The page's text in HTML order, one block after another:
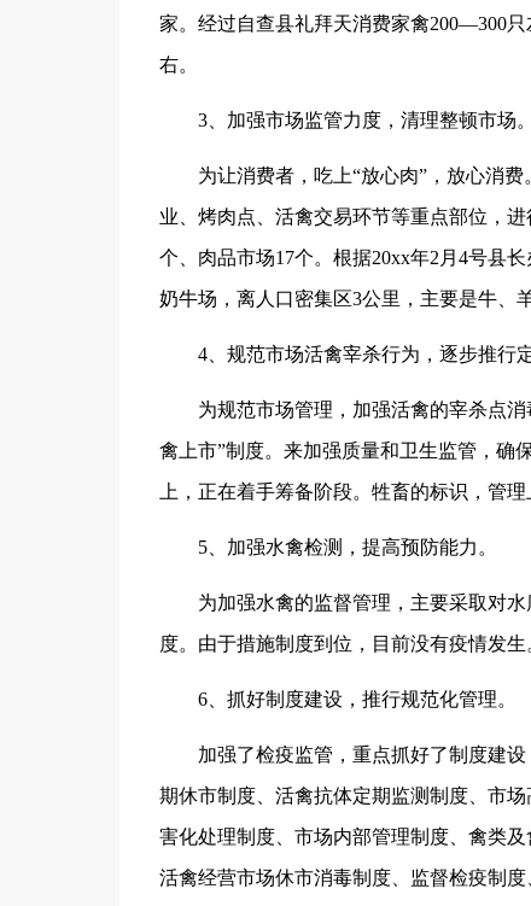
家。经过自查县礼拜天消费家禽200—300
右。
3、加强市场监管力度，清理整顿市场。
为让消费者，吃上“放心肉”，放心消费
业、烤肉点、活禽交易环节等重点部位，
个、肉品市场17个。根据20xx年2月4号县
奶牛场，离人口密集区3公里，主要是牛、
4、规范市场活禽宰杀行为，逐步推行定
为规范市场管理，加强活禽的宰杀点消
禽上市”制度。来加强质量和卫生监管，确
上，正在着手筹备阶段。牲畜的标识，管
5、加强水禽检测，提高预防能力。
为加强水禽的监督管理，主要采取对水
度。由于措施制度到位，目前没有疫情发生
6、抓好制度建设，推行规范化管理。
加强了检疫监管，重点抓好了制度建设
期休市制度、活禽抗体定期监测制度、市
害化处理制度、市场内部管理制度、禽类
活禽经营市场休市消毒制度、监督检疫制